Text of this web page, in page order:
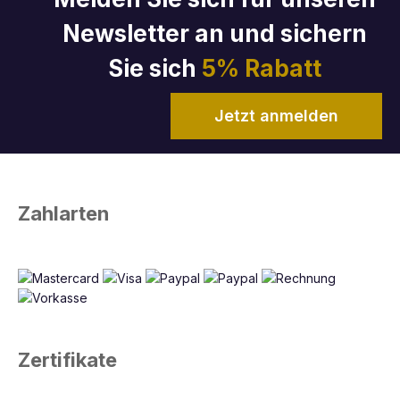
Newsletter an und sichern
Sie sich 5% Rabatt
Jetzt anmelden
Zahlarten
Zertifikate